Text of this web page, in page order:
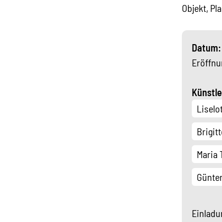
Objekt,
Datum:
Maria